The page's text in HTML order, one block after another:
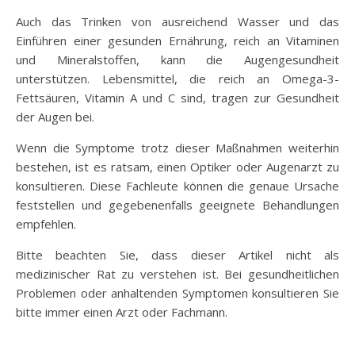
Auch das Trinken von ausreichend Wasser und das
Einführen einer gesunden Ernährung, reich an Vitaminen
und Mineralstoffen, kann die Augengesundheit
unterstützen. Lebensmittel, die reich an Omega-3-
Fettsäuren, Vitamin A und C sind, tragen zur Gesundheit
der Augen bei.
Wenn die Symptome trotz dieser Maßnahmen weiterhin
bestehen, ist es ratsam, einen Optiker oder Augenarzt zu
konsultieren. Diese Fachleute können die genaue Ursache
feststellen und gegebenenfalls geeignete Behandlungen
empfehlen.
Bitte beachten Sie, dass dieser Artikel nicht als
medizinischer Rat zu verstehen ist. Bei gesundheitlichen
Problemen oder anhaltenden Symptomen konsultieren Sie
bitte immer einen Arzt oder Fachmann.